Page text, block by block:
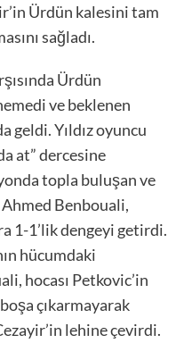
Ürdün kalesini tam
sağladı.
Ürdün
ve beklenen
geldi. Yıldız oyuncu
at” dercesine
topla buluşan ve
Benbouali,
1-1’lik dengeyi getirdi.
hücumdaki
hocası Petkovic’in
çıkarmayarak
lehine çevirdi.